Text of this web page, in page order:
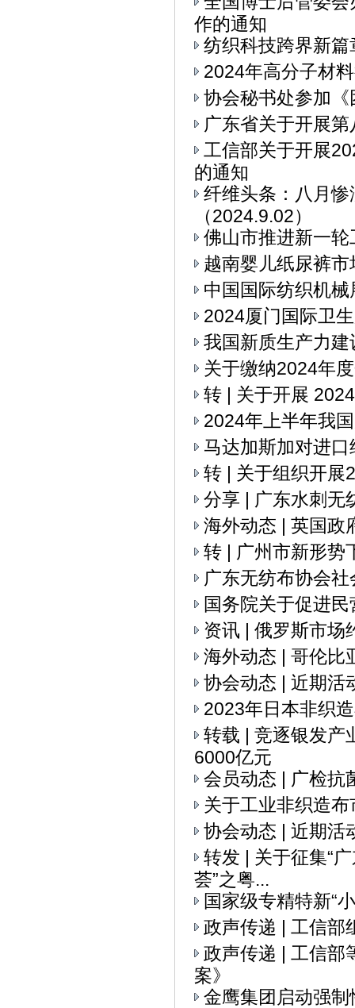
作的通知
纺织科技跨界新
2024年高分子材
协会秘书处参加
广东省关于开展
工信部关于开展
的通知
纤维头条：八月
（2024.9.02）
佛山市推进新一
越南婴儿纸尿裤
中国国际纺织机
2024厦门国际卫
我国新质生产力
关于缴纳2024年
转 | 关于开展
2024年上半年我
马达加斯加对进
转 | 关于组织开展
分享 | 广东水刺无
海外动态 | 英国政
转 | 广州市新形势
广东无纺布协会社
国务院关于促进
资讯 | 俄罗斯市场
海外动态 | 哥伦比
协会动态 | 近期活
2023年日本非织
转载 | 竞逐银发产
6000亿元
会员动态 | 广检抗
关于工业非织造
协会动态 | 近期活
转发 | 关于征集“
荟”之粤...
国家级专精特新“
政声传递 | 工信部
政声传递 | 工信部
案》
金鹰集团启动强